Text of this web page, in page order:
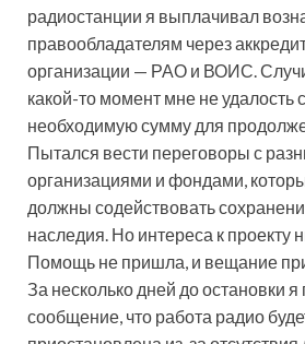
радиостанции я выплачивал
правообладателям через
организации — РАО и ВОИС.
какой-то момент мне не удалость
необходимую сумму для
Пытался вести переговоры с
организациями и фондами,
должны содействовать
наследия. Но интереса к проекту
Помощь не пришла, и вещание
За несколько дней до остановки
сообщение, что работа радио